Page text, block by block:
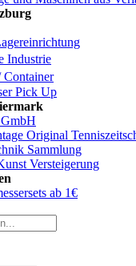
Industrie
Pick Up
Original
Sammlung
Versteigerung
ab 1€